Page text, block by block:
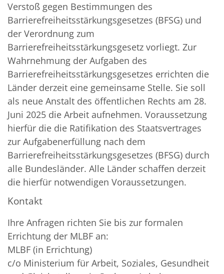
Verstoß gegen Bestimmungen des
Barrierefreiheitsstärkungsgesetzes (BFSG) und
der Verordnung zum
Barrierefreiheitsstärkungsgesetz vorliegt. Zur
Wahrnehmung der Aufgaben des
Barrierefreiheitsstärkungsgesetzes errichten die
Länder derzeit eine gemeinsame Stelle. Sie soll
als neue Anstalt des öffentlichen Rechts am 28.
Juni 2025 die Arbeit aufnehmen. Voraussetzung
hierfür die die Ratifikation des Staatsvertrages
zur Aufgabenerfüllung nach dem
Barrierefreiheitsstärkungsgesetzes (BFSG) durch
alle Bundesländer. Alle Länder schaffen derzeit
die hierfür notwendigen Voraussetzungen.
Kontakt
Ihre Anfragen richten Sie bis zur formalen
Errichtung der MLBF an:
MLBF (in Errichtung)
c/o Ministerium für Arbeit, Soziales, Gesundheit